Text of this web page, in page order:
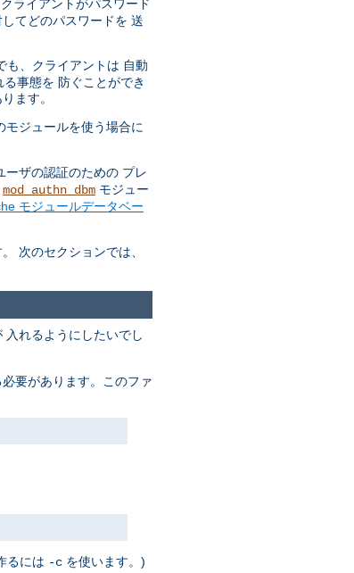
ライアントがパスワード
てどのパスワードを 送
も、クライアントは 自動
事態を 防ぐことができ
ます。
モジュールを使う場合に
ーザの認証のための プレ
mod_authn_dbm モジュー
モジュールデータベー
次のセクションでは、
れるようにしたいでし
要があります。このファ
るには -c を使います。)